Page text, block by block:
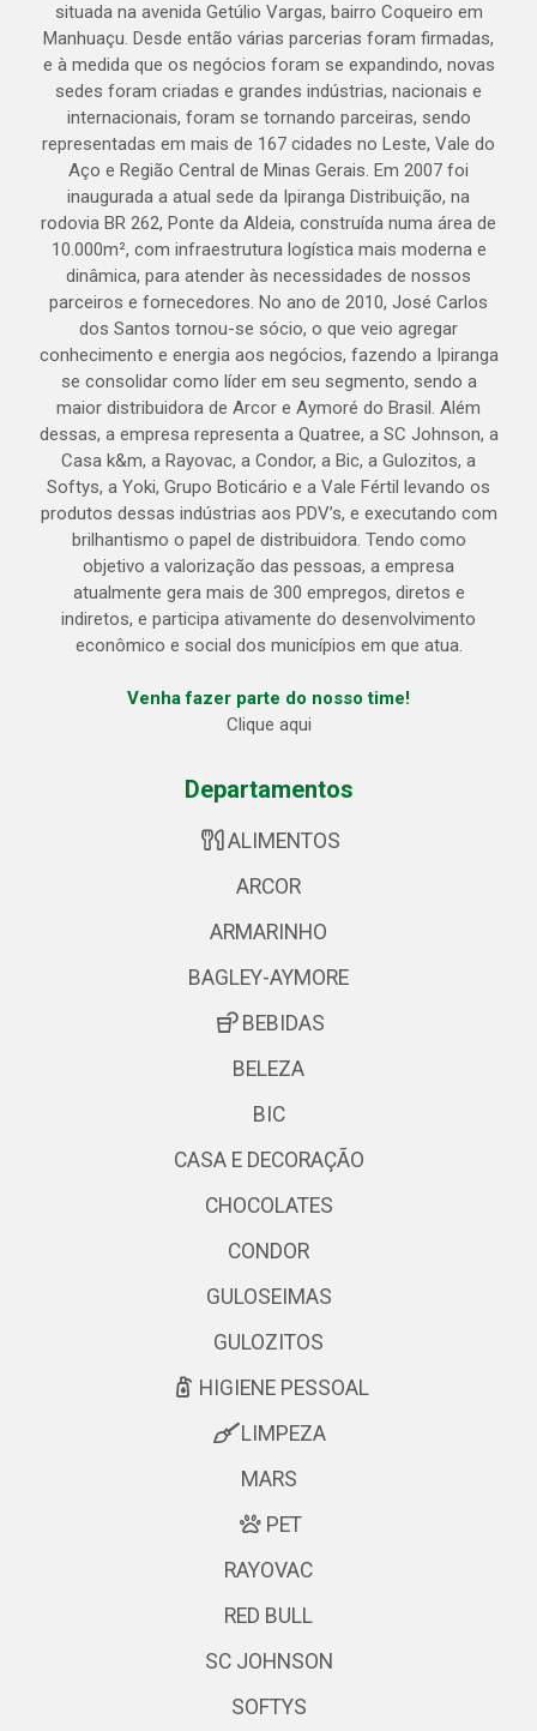
situada na avenida Getúlio Vargas, bairro Coqueiro em
Manhuaçu. Desde então várias parcerias foram firmadas,
e à medida que os negócios foram se expandindo, novas
sedes foram criadas e grandes indústrias, nacionais e
internacionais, foram se tornando parceiras, sendo
representadas em mais de 167 cidades no Leste, Vale do
Aço e Região Central de Minas Gerais. Em 2007 foi
inaugurada a atual sede da Ipiranga Distribuição, na
rodovia BR 262, Ponte da Aldeia, construída numa área de
10.000m², com infraestrutura logística mais moderna e
dinâmica, para atender às necessidades de nossos
parceiros e fornecedores. No ano de 2010, José Carlos
dos Santos tornou-se sócio, o que veio agregar
conhecimento e energia aos negócios, fazendo a Ipiranga
se consolidar como líder em seu segmento, sendo a
maior distribuidora de Arcor e Aymoré do Brasil. Além
dessas, a empresa representa a Quatree, a SC Johnson, a
Casa k&m, a Rayovac, a Condor, a Bic, a Gulozitos, a
Softys, a Yoki, Grupo Boticário e a Vale Fértil levando os
produtos dessas indústrias aos PDV’s, e executando com
brilhantismo o papel de distribuidora. Tendo como
objetivo a valorização das pessoas, a empresa
atualmente gera mais de 300 empregos, diretos e
indiretos, e participa ativamente do desenvolvimento
econômico e social dos municípios em que atua.
Venha fazer parte do nosso time!
Clique aqui
Departamentos
ALIMENTOS
ARCOR
ARMARINHO
BAGLEY-AYMORE
BEBIDAS
BELEZA
BIC
CASA E DECORAÇÃO
CHOCOLATES
CONDOR
GULOSEIMAS
GULOZITOS
HIGIENE PESSOAL
LIMPEZA
MARS
PET
RAYOVAC
RED BULL
SC JOHNSON
SOFTYS